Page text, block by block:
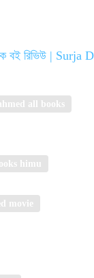
বই রিভিউ |
all books
himu
movie